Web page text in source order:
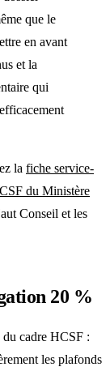
que le
en avant
et la
qui
la fiche service-
du Ministère
Conseil et les
20 %
cadre HCSF :
les plafonds